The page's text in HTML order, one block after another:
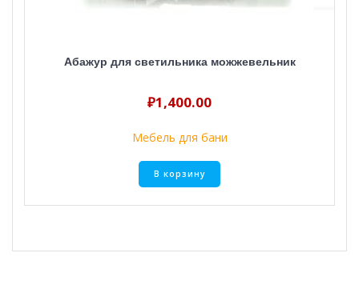
Абажур для светильника можжевельник
₽1,400.00
Мебель для бани
В корзину